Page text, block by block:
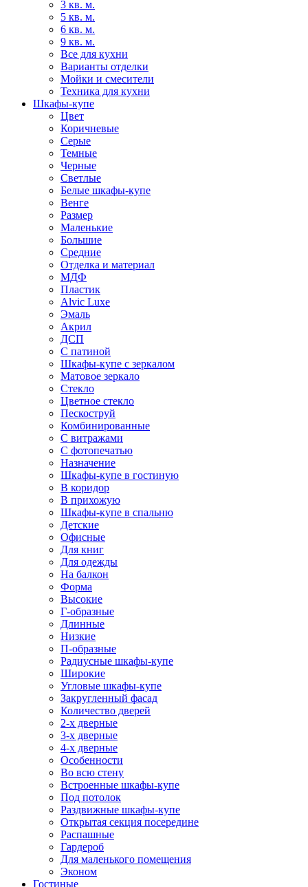
3 кв. м.
5 кв. м.
6 кв. м.
9 кв. м.
Все для кухни
Варианты отделки
Мойки и смесители
Техника для кухни
Шкафы-купе
Цвет
Коричневые
Серые
Темные
Черные
Светлые
Белые шкафы-купе
Венге
Размер
Маленькие
Большие
Средние
Отделка и материал
МДФ
Пластик
Alvic Luxe
Эмаль
Акрил
ДСП
С патиной
Шкафы-купе с зеркалом
Матовое зеркало
Стекло
Цветное стекло
Пескоструй
Комбинированные
С витражами
С фотопечатью
Назначение
Шкафы-купе в гостиную
В коридор
В прихожую
Шкафы-купе в спальню
Детские
Офисные
Для книг
Для одежды
На балкон
Форма
Высокие
Г-образные
Длинные
Низкие
П-образные
Радиусные шкафы-купе
Широкие
Угловые шкафы-купе
Закругленный фасад
Количество дверей
2-х дверные
3-х дверные
4-х дверные
Особенности
Во всю стену
Встроенные шкафы-купе
Под потолок
Раздвижные шкафы-купе
Открытая секция посередине
Распашные
Гардероб
Для маленького помещения
Эконом
Гостиные